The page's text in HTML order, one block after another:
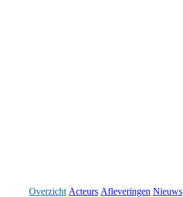
Overzicht Acteurs Afleveringen Nieuws